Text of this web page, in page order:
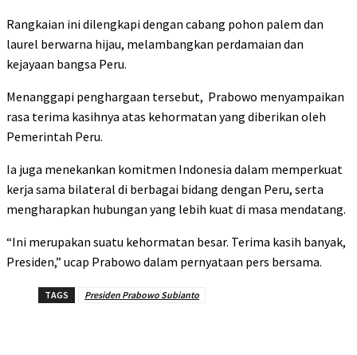
Rangkaian ini dilengkapi dengan cabang pohon palem dan
laurel berwarna hijau, melambangkan perdamaian dan
kejayaan bangsa Peru.
Menanggapi penghargaan tersebut, Prabowo menyampaikan
rasa terima kasihnya atas kehormatan yang diberikan oleh
Pemerintah Peru.
Ia juga menekankan komitmen Indonesia dalam memperkuat
kerja sama bilateral di berbagai bidang dengan Peru, serta
mengharapkan hubungan yang lebih kuat di masa mendatang.
“Ini merupakan suatu kehormatan besar. Terima kasih banyak,
Presiden,” ucap Prabowo dalam pernyataan pers bersama.
TAGS Presiden Prabowo Subianto